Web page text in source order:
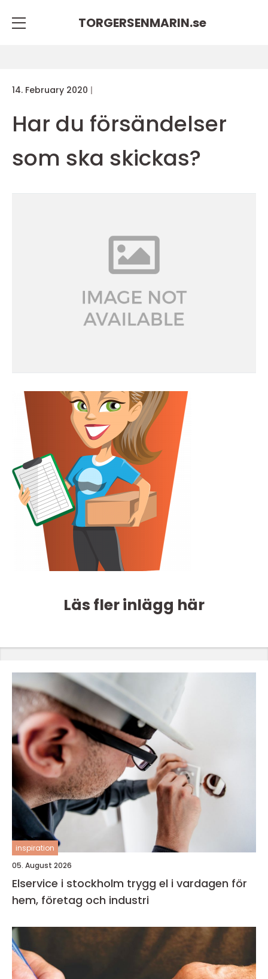
TORGERSENMARIN.se
14. February 2020
Har du försändelser
som ska skickas?
Läs fler inlägg här
inspiration
05. August 2026
Elservice i stockholm trygg el i vardagen för
hem, företag och industri